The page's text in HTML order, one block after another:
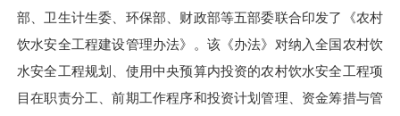
部、卫生计生委、环保部、财政部等五部委联合印发了《农村
饮水安全工程建设管理办法》。该《办法》对纳入全国农村饮
水安全工程规划、使用中央预算内投资的农村饮水安全工程项
目在职责分工、前期工作程序和投资计划管理、资金筹措与管